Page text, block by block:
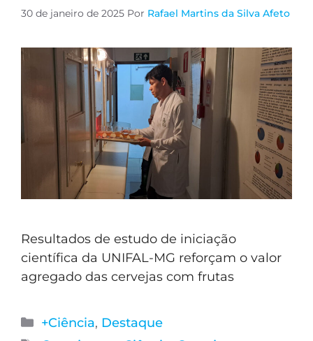
30 de janeiro de 2025 Por Rafael Martins da Silva Afeto
Resultados de estudo de iniciação
científica da UNIFAL-MG reforçam o valor
agregado das cervejas com frutas
+Ciência, Destaque